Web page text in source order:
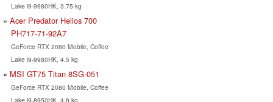
Lake i9-9980HK, 3.75 kg
Acer Predator Helios 700
PH717-71-92A7
GeForce RTX 2080 Mobile, Coffee
Lake i9-9980HK, 4.5 kg
MSI GT75 Titan 8SG-051
GeForce RTX 2080 Mobile, Coffee
Lake i9-8950HK, 4.6 kg